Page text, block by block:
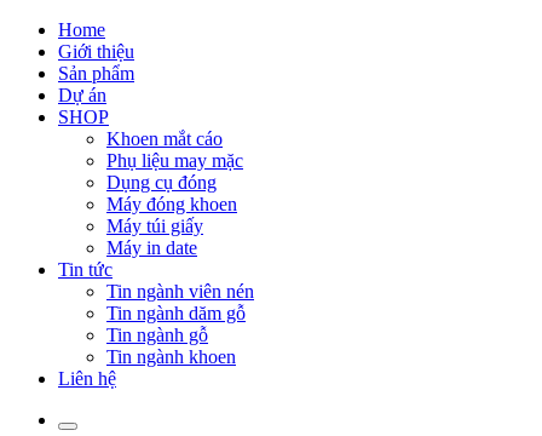
Home
Giới thiệu
Sản phẩm
Dự án
SHOP
Khoen mắt cáo
Phụ liệu may mặc
Dụng cụ đóng
Máy đóng khoen
Máy túi giấy
Máy in date
Tin tức
Tin ngành viên nén
Tin ngành dăm gỗ
Tin ngành gỗ
Tin ngành khoen
Liên hệ